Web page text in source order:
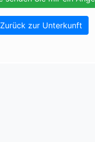
Zurück zur Unterkunft